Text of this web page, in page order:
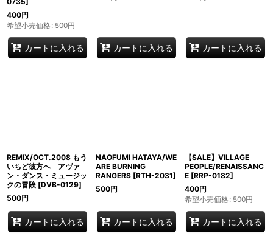
400円
希望小売価格: 500円
カートに入れる カートに入れる カートに入れる
REMIX/OCT.2008 もう
いちど彼方へ アヴァ
ン・ダンス・ミュージッ
クの冒険 [DVB-0129]
500円
カートに入れる
NAOFUMI HATAYA/WE
ARE BURNING
RANGERS [RTH-2031]
500円
カートに入れる
【SALE】VILLAGE
PEOPLE/RENAISSANC
E [RRP-0182]
400円
希望小売価格: 500円
カートに入れる